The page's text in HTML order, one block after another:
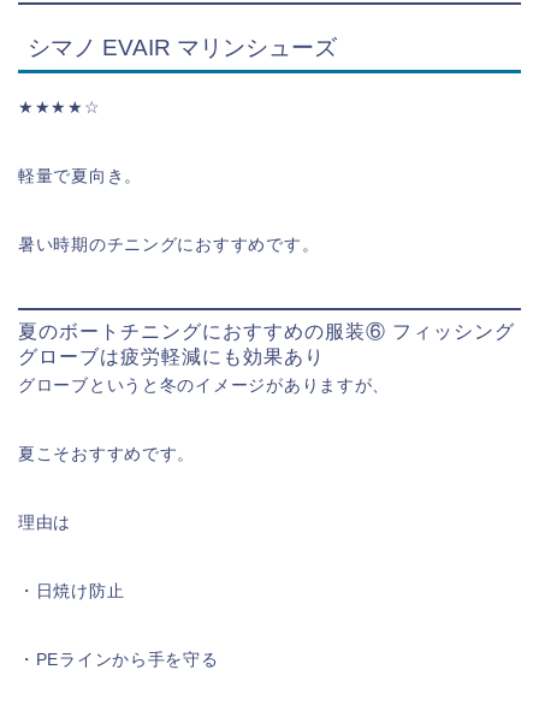
シマノ EVAIR マリンシューズ
★★★★☆
軽量で夏向き。
暑い時期のチニングにおすすめです。
夏のボートチニングにおすすめの服装⑥ フィッシング
グローブは疲労軽減にも効果あり
グローブというと冬のイメージがありますが、
夏こそおすすめです。
理由は
・日焼け防止
・PEラインから手を守る